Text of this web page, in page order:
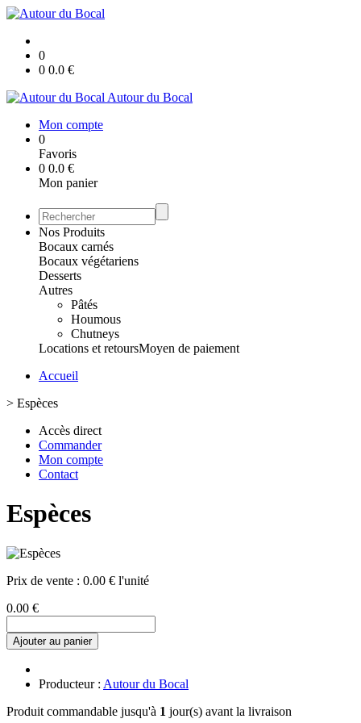
0
0 0.0 €
Autour du Bocal
Mon compte
0
Favoris
0 0.0 €
Mon panier
Nos Produits
Bocaux carnés
Bocaux végétariens
Desserts
Autres
Pâtés
Houmous
Chutneys
Locations et retoursMoyen de paiement
Accueil
> Espèces
Accès direct
Commander
Mon compte
Contact
Espèces
Prix de vente : 0.00 € l'unité
0.00 €
Ajouter au panier
Producteur : Autour du Bocal
Produit commandable jusqu'à 1 jour(s) avant la livraison